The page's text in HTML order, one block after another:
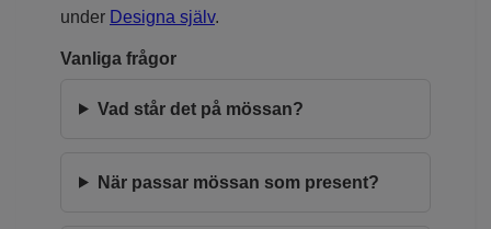
under Designa själv.
Vanliga frågor
Vad står det på mössan?
När passar mössan som present?